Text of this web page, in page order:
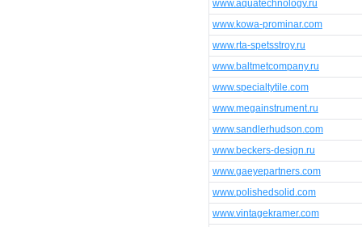
www.aquatechnology.ru
www.kowa-prominar.com
www.rta-spetsstroy.ru
www.baltmetcompany.ru
www.specialtytile.com
www.megainstrument.ru
www.sandlerhudson.com
www.beckers-design.ru
www.gaeyepartners.com
www.polishedsolid.com
www.vintagekramer.com